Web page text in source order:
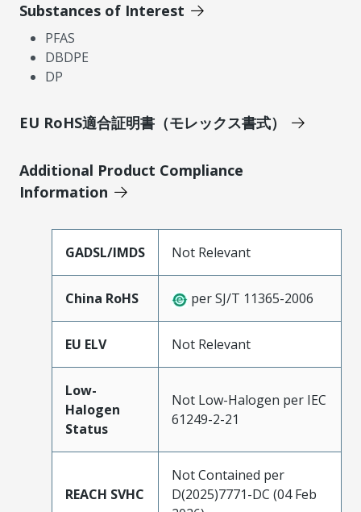
Substances of Interest
PFAS
DBDPE
DP
EU RoHS適合証明書（モレックス書式）
Additional Product Compliance
Information
GADSL/IMDS Not Relevant
China RoHS per SJ/T 11365-2006
EU ELV Not Relevant
Low-
Halogen
Status
Not Low-Halogen per IEC
61249-2-21
REACH SVHC
Not Contained per
D(2025)7771-DC (04 Feb